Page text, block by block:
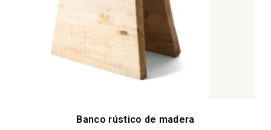
Banco rústico de madera